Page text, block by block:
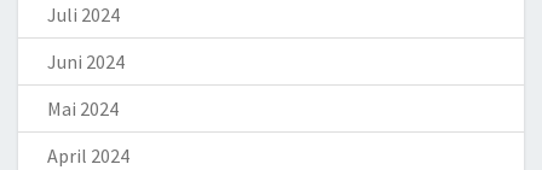
Juli 2024
Juni 2024
Mai 2024
April 2024